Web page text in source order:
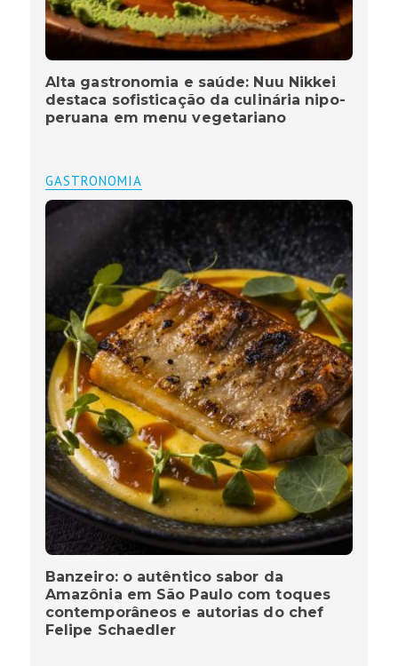
Alta gastronomia e saúde: Nuu Nikkei
destaca sofisticação da culinária nipo-
peruana em menu vegetariano
GASTRONOMIA
Banzeiro: o autêntico sabor da
Amazônia em São Paulo com toques
contemporâneos e autorias do chef
Felipe Schaedler